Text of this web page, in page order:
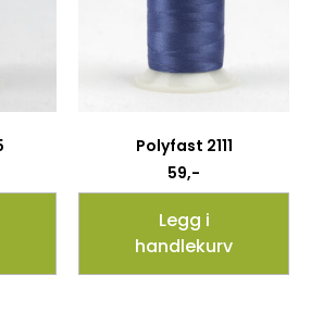
Polyfast 2111
59,-
Legg i
handlekurv